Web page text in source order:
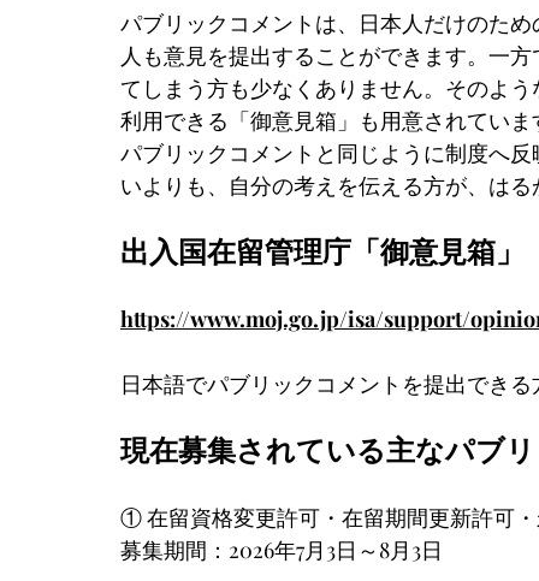
パブリックコメントは、日本人だけのた
人も意見を提出することができます。一
てしまう方も少なくありません。そのよ
利用できる「御意見箱」も用意されてい
パブリックコメントと同じように制度へ
いよりも、自分の考えを伝える方が、は
出入国在留管理庁「御意見箱」
https://www.moj.go.jp/isa/support/
日本語でパブリックコメントを提出でき
現在募集されている主なパブ
① 在留資格変更許可・在留期間更新許可
募集期間：2026年7月3日～8月3日